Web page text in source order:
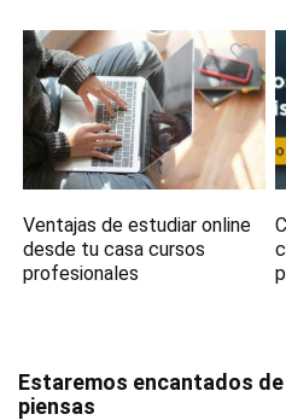
Ventajas de estudiar online
desde tu casa cursos
profesionales
Estaremos encantados
piensas